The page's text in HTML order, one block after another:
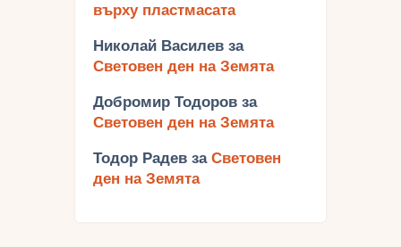
върху пластмасата
Николай Василев за
Световен ден на Земята
Добромир Тодоров за
Световен ден на Земята
Тодор Радев за Световен
ден на Земята